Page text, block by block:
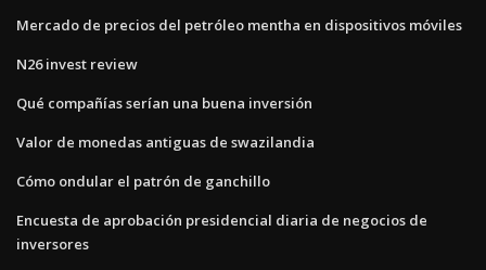
Mercado de precios del petróleo mentha en dispositivos móviles
N26 invest review
Qué compañías serían una buena inversión
Valor de monedas antiguas de swazilandia
Cómo ondular el patrón de ganchillo
Encuesta de aprobación presidencial diaria de negocios de
inversores